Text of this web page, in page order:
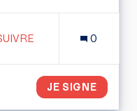
ABONNÉS 0
JE SIGNE